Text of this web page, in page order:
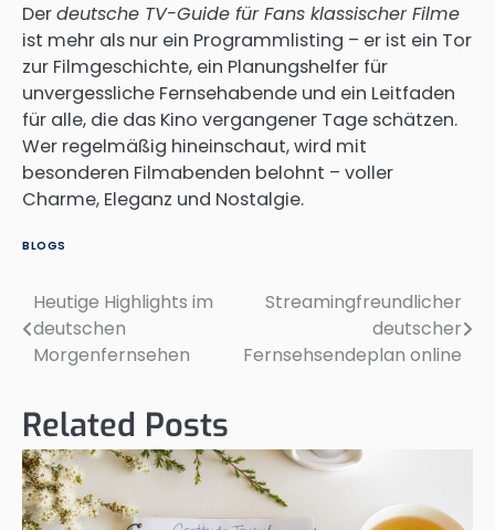
Derdeutsche TV-Guide für Fans klassischer Filme
ist mehr als nur ein Programmlisting – er ist ein Tor
zur Filmgeschichte, ein Planungshelfer für
unvergessliche Fernsehabende und ein Leitfaden
für alle, die das Kino vergangener Tage schätzen.
Wer regelmäßig hineinschaut, wird mit
besonderen Filmabenden belohnt – voller
Charme, Eleganz und Nostalgie.
BLOGS
Post
navigation
Heutige Highlights im
deutschen
Morgenfernsehen
Streamingfreundlicher
deutscher
Fernsehsendeplan online
Related Posts